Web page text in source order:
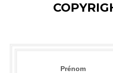
Prénom